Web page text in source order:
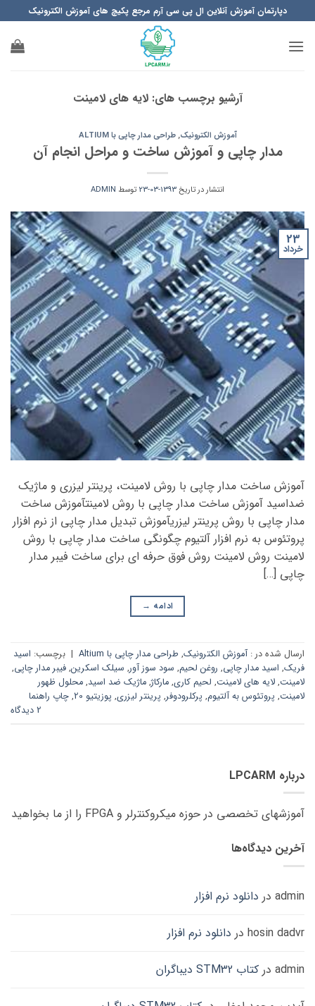
to
content
دپارتمان آموزش آنلاین ال پی سی آرم مرجع پکیچ های آموزش الکترونیک
آرشیو برچسب های:لایه های لامینت
آموزش الکترونیک,طراحی مدار چاپی با ALTIUM
مدار چاپی و آموزش ساخت و مراحل انجام آن
انتشار در تاریخ1393-03-23 توسط ADMIN
23
خرداد
آموزش ساخت مدار چاپی با روش لامینت، پرینتر لیزری و ماژیک
ضداسید آموزش ساخت مدار چاپی با روش لامینتآموزش ساخت
مدار چاپی با روش پرینتر لیزریآموزش تبدیل مدار چاپی از نرم افزار
پروتئوس به نرم افزار آلتیوم چگونگی ساخت مدار چاپی با روش
لامینت روش لامینت روش فوق حرفه ای برای ساخت فیبر مدار
چاپی […]
ادامه →
ارسال شده در :آموزش الکترونیک, طراحی مدار چاپی با Altium | برچسب: اسید
فریک, اسید مدار چاپی, روغن لحیم, سود سوز آور, سیلک اسکرین, فیبر مدار چاپی,
لامینت, لایه های لامینت, لحیم کاری, مارکاژ, ماژیک ضد اسید, محلول ظهور
لامینت, پروتئوس به آلتیوم, پرکلرودوفر, پرینتر لیزری, پوزیتیو 20 , چاپ راهنما
2 دیدگاه
درباره LPCARM
آموزشهای تخصصی در حوزه میکروکنترلر و FPGA را از ما بخواهید
آخرین دیدگاه‌ها
admin در دانلود نرم افزار
hosin dadvr در دانلود نرم افزار
admin در کتاب STM32 دیباگران